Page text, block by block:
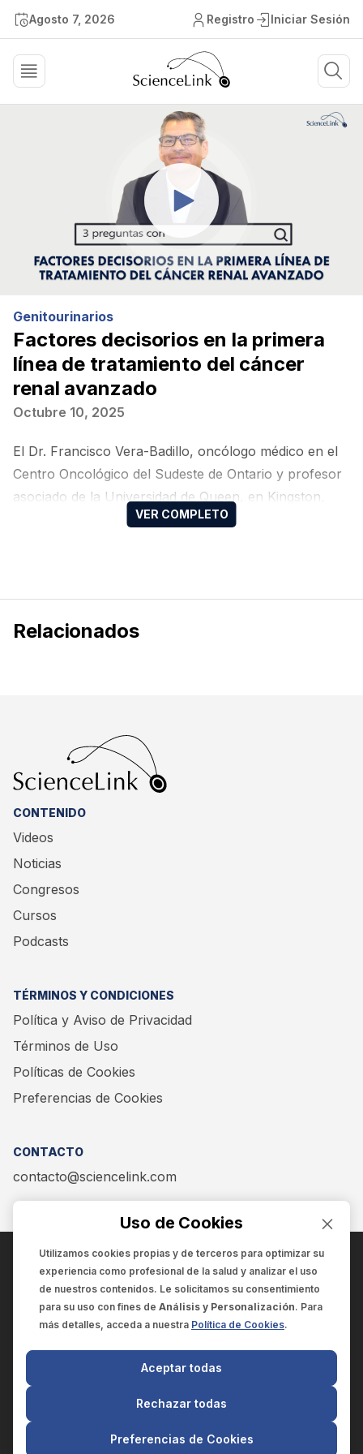
Agosto 7, 2026 Registro Iniciar Sesión
Genitourinarios
Factores decisorios en la primera
línea de tratamiento del cáncer
renal avanzado
Octubre 10, 2025
El Dr. Francisco Vera-Badillo, oncólogo médico en el
Centro Oncológico del Sudeste de Ontario y profesor
asociado de la Universidad de Queen, en Kingston,
Canadá, comparte algunas consideraciones clave
Relacionados
CONTENIDO
Videos
Noticias
Congresos
Cursos
Podcasts
TÉRMINOS Y CONDICIONES
Política y Aviso de Privacidad
Términos de Uso
Políticas de Cookies
Preferencias de Cookies
CONTACTO
contacto@sciencelink.com
ENCUÉNTRANOS EN:
SCIENCELINK
SCILINK COMUNICACIÓN CIENTÍFICA SC
El contenido y la información de este sitio web es exclusivo
para profesionales de la salud.
Uso de Cookies
Utilizamos cookies propias y de terceros para optimizar su
experiencia como profesional de la salud y analizar el uso
de nuestros contenidos. Le solicitamos su consentimiento
para su uso con fines de Análisis y Personalización. Para
más detalles, acceda a nuestra Política de Cookies.
Preferencias de Cookies
Rechazar todas
Aceptar todas